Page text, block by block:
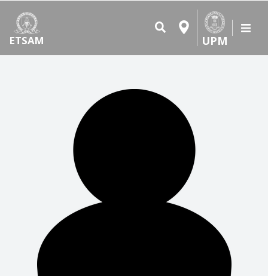
ETSAM UPM